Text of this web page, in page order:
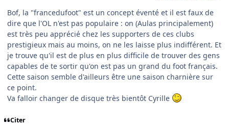
Bof, la "francedufoot" est un concept éventé et il est faux de
dire que l'OL n'est pas populaire : on (Aulas principalement)
est très peu apprécié chez les supporters de ces clubs
prestigieux mais au moins, on ne les laisse plus indifférent. Et
je trouve qu'il est de plus en plus difficile de trouver des gens
capables de te sortir qu'on est pas un grand du foot français.
Cette saison semble d'ailleurs être une saison charnière sur
ce point.
Va falloir changer de disque très bientôt Cyrille
Citer